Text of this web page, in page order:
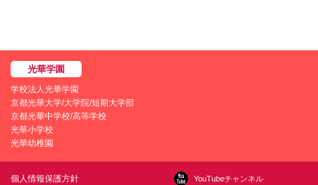
学校法人光華学園
京都光華大学/大学院/短期大学部
京都光華中学校/高等学校
光華小学校
光華幼稚園
個人情報保護方針
YouTubeチャンネル